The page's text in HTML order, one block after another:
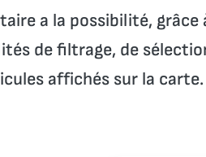
a la possibilité, grâce
de filtrage, de
affichés sur la carte.